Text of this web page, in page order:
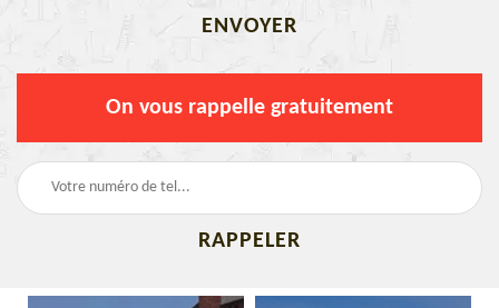
On vous rappelle gratuitement